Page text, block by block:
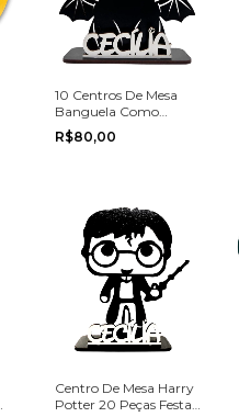
10 Centros De Mesa
Banguela Como
Treinar Seu Dragão
Festas e Aniversários
R$80,00
Centro De Mesa Harry
Potter 20 Peças Festa